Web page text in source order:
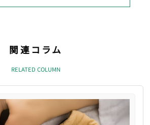
関連コラム
RELATED COLUMN